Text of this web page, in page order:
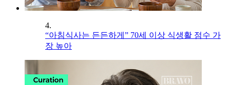
4.
“아침식사는 든든하게” 70세 이상 식생활 점수 가
장 높아